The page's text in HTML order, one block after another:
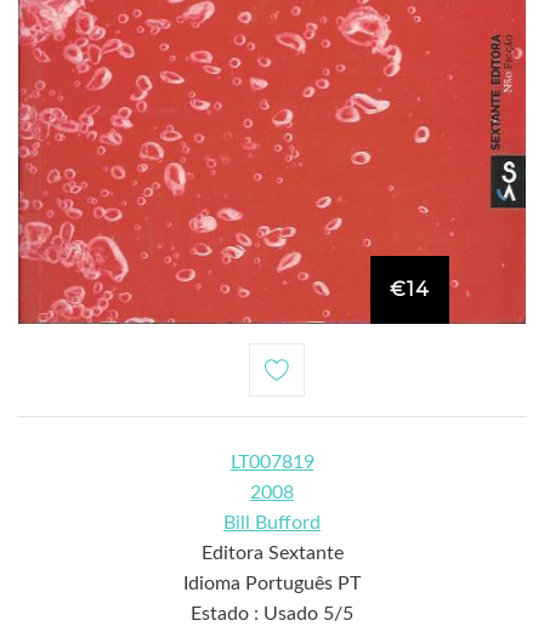
€14
LT007819
2008
Bill Bufford
Editora Sextante
Idioma Português PT
Estado : Usado 5/5